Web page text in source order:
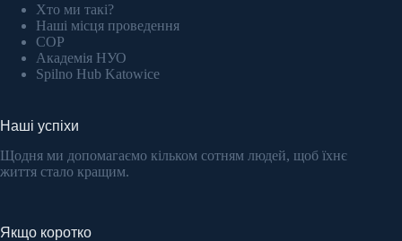
Хто ми такі?
Наші місця проведення
COP
Академія НУО
Spilno Hub Katowice
Наші успіхи
Щодня ми допомагаємо кільком сотням людей, щоб їхнє
життя стало кращим.
Якщо коротко